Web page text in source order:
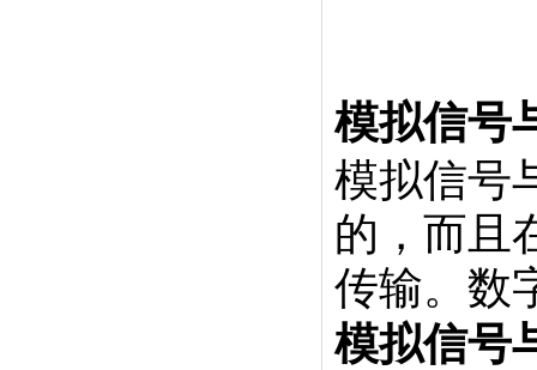
模拟信号
模拟信号
的，而且
传输。数
模拟信号